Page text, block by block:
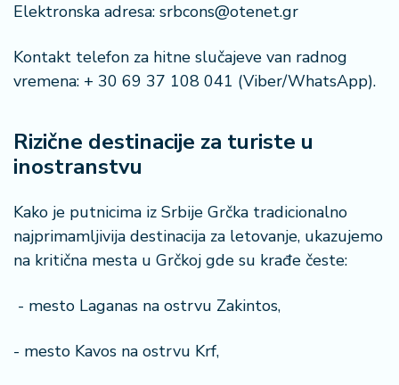
Elektronska adresa: srbcons@otenet.gr
Kontakt telefon za hitne slučajeve van radnog
vremena: + 30 69 37 108 041 (Viber/WhatsApp).
Rizične destinacije za turiste u
inostranstvu
Kako je putnicima iz Srbije Grčka tradicionalno
najprimamljivija destinacija za letovanje, ukazujemo
na kritična mesta u Grčkoj gde su krađe česte:
- mesto Laganas na ostrvu Zakintos,
- mesto Kavos na ostrvu Krf,